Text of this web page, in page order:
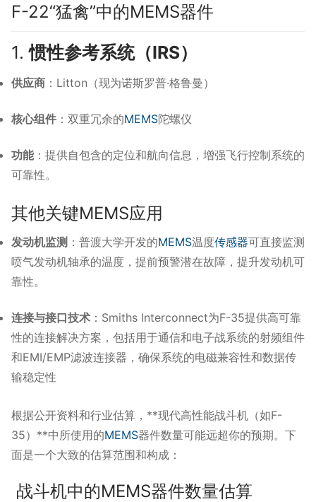
F-22“猛禽”中的MEMS器件
1.惯性参考系统（IRS）
供应商 ：​ Litton（现为诺斯罗普·格鲁曼）
核心组件 ：​ 双重冗余的MEMS陀螺仪
功能：​ 提供自包含的定位和航向信息，增强飞行控制系统的
可靠性。
其他关键MEMS应用
发动机监测 ：​ 普渡大学开发的MEMS温度传感器可直接监测
喷气发动机轴承的温度，提前预警潜在故障，提升发动机可
靠性。
连接与接口技术 ：​ Smiths Interconnect为F-35提供高可靠
性的连接解决方案，包括用于通信和电子战系统的射频组件
和EMI/EMP滤波连接器，确保系统的电磁兼容性和数据传
输稳定性
根据公开资料和行业估算，**现代高性能战斗机（如F-
35）**中所使用的MEMS器件数量可能远超你的预期。下
面是一个大致的估算范围和构成：
战斗机中的MEMS器件数量估算